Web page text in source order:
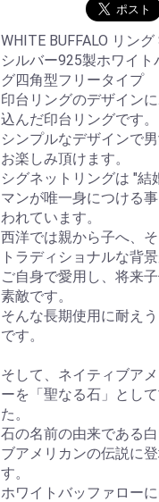
WHITE BUFFALO リン
シルバー925製ホワイ
グ四角型フリータイプ
印台リングのデザイン
込んだ印台リングです。
シンプルなデザインで
お楽しみ頂けます。
シグネットリングは "
マンが唯一身につける
われています。
西洋では親から子へ、
トラディショナルな背景
ご自身で愛用し、将来
素敵です。
そんな長期使用に耐え
です。
そして、ネイティブア
ーを「聖なる石」とし
た。
石の名前の由来である
ブアメリカンの伝説に
す。
ホワイトバッファロー